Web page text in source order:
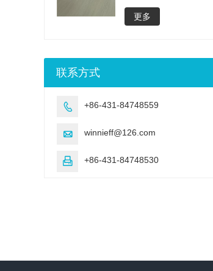
更多
联系方式
 +86-431-84748559
 winnieff@126.com
 +86-431-84748530